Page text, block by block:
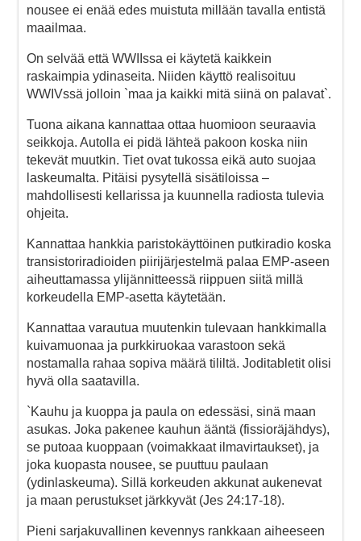
nousee ei enää edes muistuta millään tavalla entistä
maailmaa.
On selvää että WWIIssa ei käytetä kaikkein
raskaimpia ydinaseita. Niiden käyttö realisoituu
WWIVssä jolloin `maa ja kaikki mitä siinä on palavat`.
Tuona aikana kannattaa ottaa huomioon seuraavia
seikkoja. Autolla ei pidä lähteä pakoon koska niin
tekevät muutkin. Tiet ovat tukossa eikä auto suojaa
laskeumalta. Pitäisi pysytellä sisätiloissa –
mahdollisesti kellarissa ja kuunnella radiosta tulevia
ohjeita.
Kannattaa hankkia paristokäyttöinen putkiradio koska
transistoriradioiden piirijärjestelmä palaa EMP-aseen
aiheuttamassa ylijännitteessä riippuen siitä millä
korkeudella EMP-asetta käytetään.
Kannattaa varautua muutenkin tulevaan hankkimalla
kuivamuonaa ja purkkiruokaa varastoon sekä
nostamalla rahaa sopiva määrä tililtä. Joditabletit olisi
hyvä olla saatavilla.
`Kauhu ja kuoppa ja paula on edessäsi, sinä maan
asukas. Joka pakenee kauhun ääntä (fissioräjähdys),
se putoaa kuoppaan (voimakkaat ilmavirtaukset), ja
joka kuopasta nousee, se puuttuu paulaan
(ydinlaskeuma). Sillä korkeuden akkunat aukenevat
ja maan perustukset järkkyvät (Jes 24:17-18).
Pieni sarjakuvallinen kevennys rankkaan aiheeseen